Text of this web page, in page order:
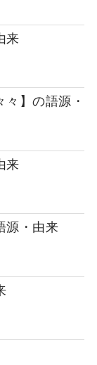
来
】の語源・
来
源・由来